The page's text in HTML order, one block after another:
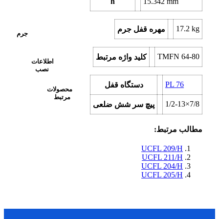
جرم
مهره قفل جرم 17.2kg
اطلاعات
نصب
کلید واژه مرتبط TMFN 64-80
محصولات
مرتبط
دستگاه قفل PL 76
پیچ سر شش ضلعی 1/2-13×7/8
مطالب مرتبط:
UCFL 209/H
UCFL 211/H
UCFL 204/H
UCFL 205/H